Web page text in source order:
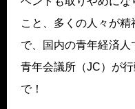
こと、多くの人々が
で、国内の青年経済
青年会議所（JC）が
で！